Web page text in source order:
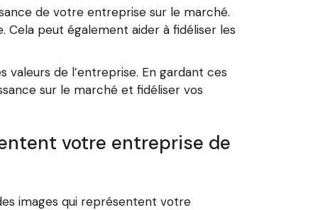
de votre entreprise sur le marché.
Cela peut également aider à fidéliser les
de l’entreprise. En gardant ces
sur le marché et fidéliser vos
votre entreprise de
images qui représentent votre